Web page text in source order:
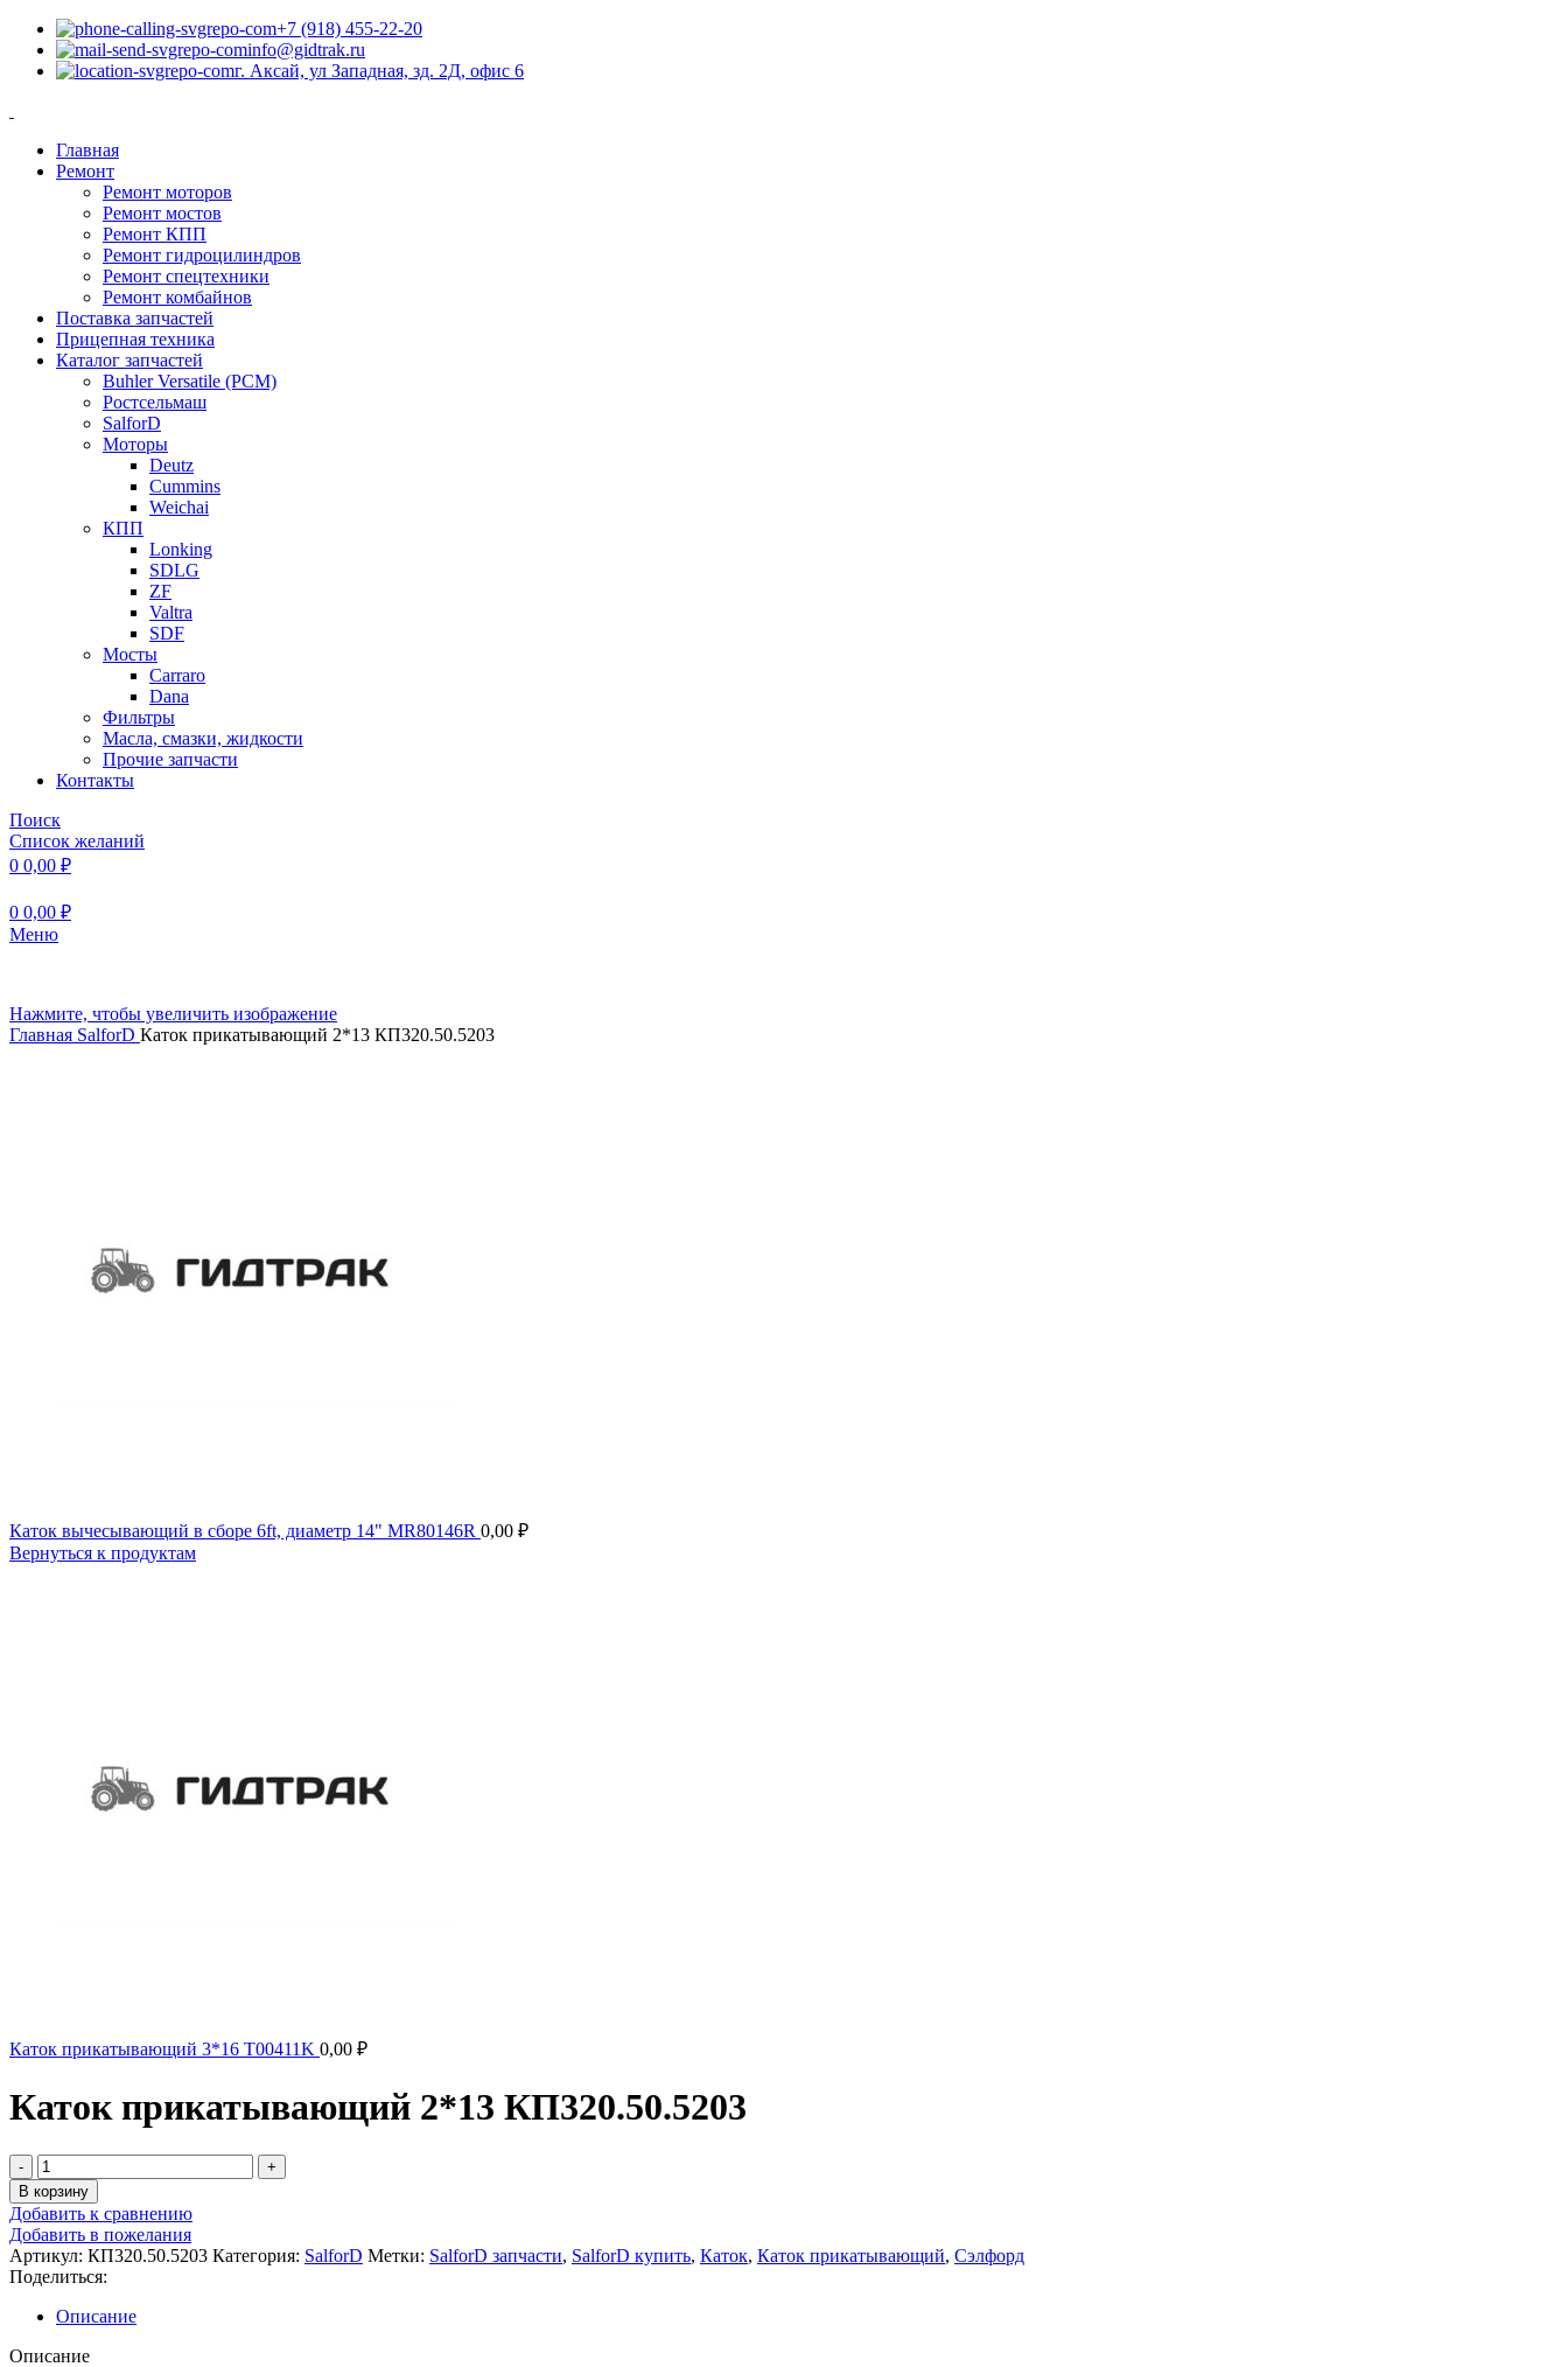
+7 (918) 455-22-20
info@gidtrak.ru
г. Аксай, ул Западная, зд. 2Д, офис 6
Главная
Ремонт
Ремонт моторов
Ремонт мостов
Ремонт КПП
Ремонт гидроцилиндров
Ремонт спецтехники
Ремонт комбайнов
Поставка запчастей
Прицепная техника
Каталог запчастей
Buhler Versatile (РСМ)
Ростсельмаш
SalforD
Моторы
Deutz
Cummins
Weichai
КПП
Lonking
SDLG
ZF
Valtra
SDF
Мосты
Carraro
Dana
Фильтры
Масла, смазки, жидкости
Прочие запчасти
Контакты
Поиск
Список желаний
0 0,00 ₽
0 0,00 ₽
Меню
Нажмите, чтобы увеличить изображение
Главная SalforD Каток прикатывающий 2*13 КП320.50.5203
Каток вычесывающий в сборе 6ft, диаметр 14" MR80146R 0,00 ₽
Вернуться к продуктам
Каток прикатывающий 3*16 T00411K 0,00 ₽
Каток прикатывающий 2*13 КП320.50.5203
В корзину
Добавить к сравнению
Добавить в пожелания
Артикул: КП320.50.5203 Категория: SalforD Метки: SalforD запчасти, SalforD купить, Каток, Каток прикатывающий, Сэлфорд
Поделиться:
Описание
Описание